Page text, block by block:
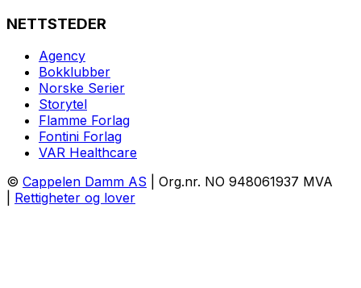
NETTSTEDER
Agency
Bokklubber
Norske Serier
Storytel
Flamme Forlag
Fontini Forlag
VAR Healthcare
© Cappelen Damm AS | Org.nr. NO 948061937 MVA
Rettigheter og lover